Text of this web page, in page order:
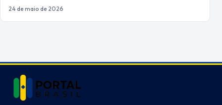
24 de maio de 2026